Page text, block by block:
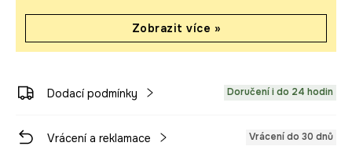
Zobrazit více »
Dodací podmínky Doručení i do 24 hodin
Vrácení a reklamace Vrácení do 30 dnů